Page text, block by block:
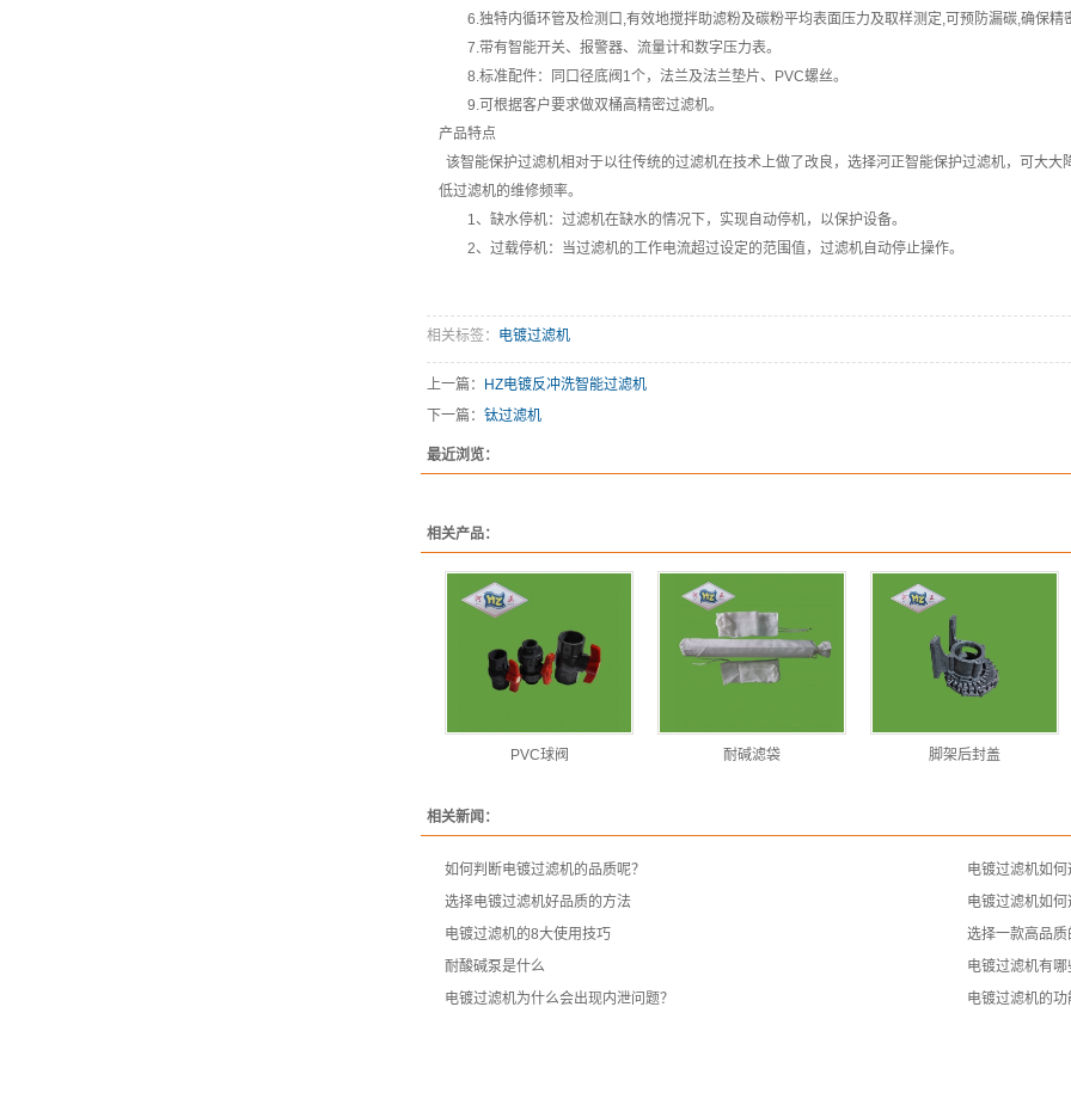
6.独特内循环管及检测口,有效地搅拌助滤粉及碳粉平均表面压力及取样测定,可预防漏碳,确保精
7.带有智能开关、报警器、流量计和数字压力表。
8.标准配件：同口径底阀1个，法兰及法兰垫片、PVC螺丝。
9.可根据客户要求做双桶高精密过滤机。
产品特点
该智能保护过滤机相对于以往传统的过滤机在技术上做了改良，选择河正智能保护过滤机，可大大
低过滤机的维修频率。
1、缺水停机：过滤机在缺水的情况下，实现自动停机，以保护设备。
2、过载停机：当过滤机的工作电流超过设定的范围值，过滤机自动停止操作。
相关标签： 电镀过滤机
上一篇：
HZ电镀反冲洗智能过滤机
下一篇： 钛过滤机
最近浏览：
相关产品：
PVC球阀 耐碱滤袋 脚架后封盖
相关新闻：
如何判断电镀过滤机的品质呢？
电镀过滤机如何
选择电镀过滤机好品质的方法
电镀过滤机如何
电镀过滤机的8大使用技巧
选择一款高品
耐酸碱泵是什么
电镀过滤机有哪
电镀过滤机为什么会出现内泄问题？
电镀过滤机的功